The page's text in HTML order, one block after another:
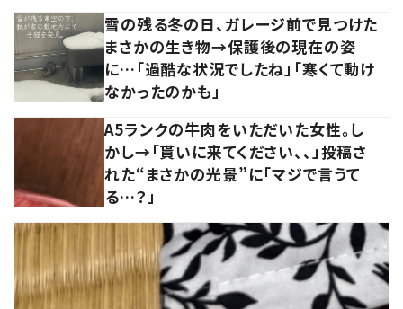
雪の残る冬の日、ガレージ前で見つけた
まさかの生き物→保護後の現在の姿
に…「過酷な状況でしたね」「寒くて動け
なかったのかも」
A5ランクの牛肉をいただいた女性。し
かし→「貰いに来てください、、」投稿さ
れた“まさかの光景”に「マジで言うて
る…？」